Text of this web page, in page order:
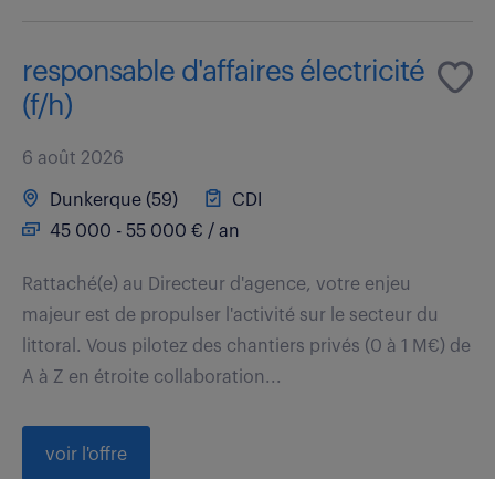
responsable d'affaires électricité
(f/h)
6 août 2026
Dunkerque (59)
CDI
45 000 - 55 000 € / an
Rattaché(e) au Directeur d'agence, votre enjeu
majeur est de propulser l'activité sur le secteur du
littoral. Vous pilotez des chantiers privés (0 à 1 M€) de
A à Z en étroite collaboration...
voir l'offre